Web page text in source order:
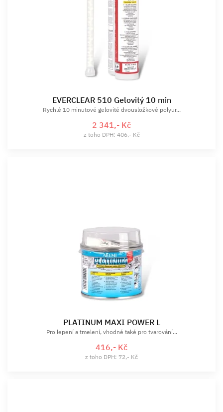
EVERCLEAR 510 Gelovitý 10 min
Rychlé 10 minutové gelovité dvousložkové polyur...
2 341,- Kč
z toho DPH: 406,- Kč
PLATINUM MAXI POWER L
Pro lepení a tmelení, vhodné také pro tvarování...
416,- Kč
z toho DPH: 72,- Kč